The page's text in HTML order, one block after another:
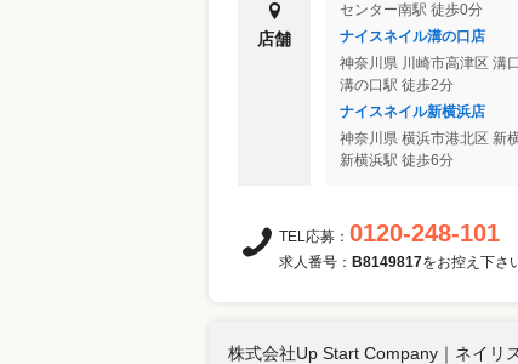
店舗
センター南駅 徒歩0分
ナイスネイル溝の口店
神奈川県 川崎市高津区 溝
溝の口駅 徒歩2分
ナイスネイル新横浜店
神奈川県 横浜市港北区 新
新横浜駅 徒歩6分
TEL応募： 0120-248-101
求人番号： B8149817をお控え下さ
株式会社Up Start Company ｜ ネイリ